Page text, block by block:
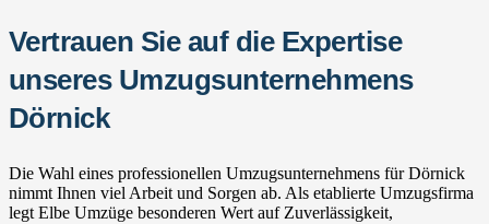
Vertrauen Sie auf die Expertise
unseres Umzugsunternehmens
Dörnick
Die Wahl eines professionellen Umzugsunternehmens für Dörnick
nimmt Ihnen viel Arbeit und Sorgen ab. Als etablierte Umzugsfirma
legt Elbe Umzüge besonderen Wert auf Zuverlässigkeit,